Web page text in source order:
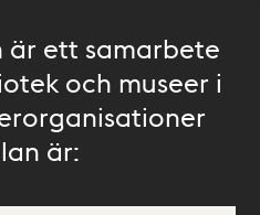
är ett samarbete
och museer i
är: